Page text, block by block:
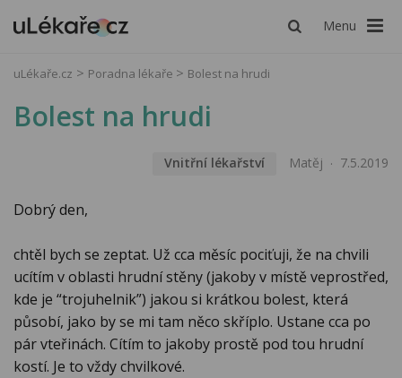
Menu
uLékaře.cz Poradna lékaře Bolest na hrudi
Bolest na hrudi
Vnitřní lékařství Matěj 7.5.2019
Dobrý den,
chtěl bych se zeptat. Už cca měsíc pociťuji, že na chvili
ucítím v oblasti hrudní stěny (jakoby v místě veprostřed,
kde je “trojuhelnik”) jakou si krátkou bolest, která
působí, jako by se mi tam něco skříplo. Ustane cca po
pár vteřinách. Cítím to jakoby prostě pod tou hrudní
kostí. Je to vždy chvilkové.